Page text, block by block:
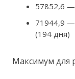
57852,6
71944,9 —
(194 дня)
Максимум для